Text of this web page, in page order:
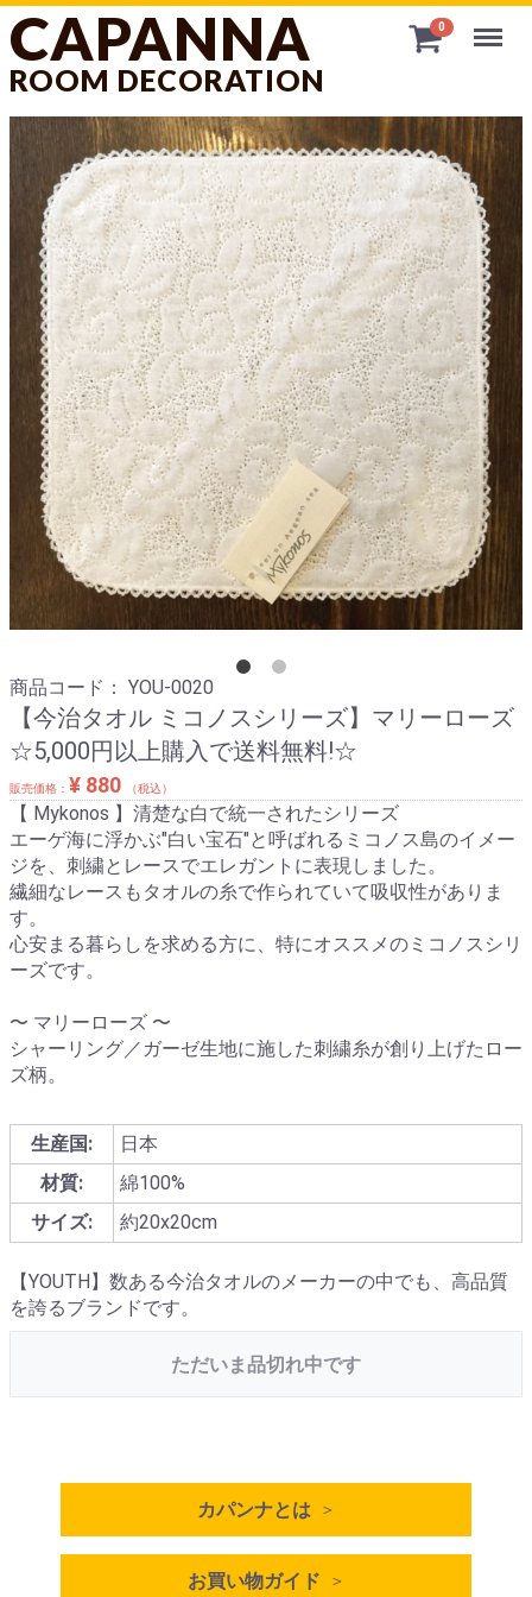
CAPANNA
ROOM DECORATION
0 Menu
商品コード： YOU-0020
【今治タオル ミコノスシリーズ】マリーローズ
☆5,000円以上購入で送料無料!☆
販売価格： ¥ 880 （税込）
【 Mykonos 】清楚な白で統一されたシリーズ
エーゲ海に浮かぶ"白い宝石"と呼ばれるミコノス島のイメー
ジを、刺繍とレースでエレガントに表現しました。
繊細なレースもタオルの糸で作られていて吸収性がありま
す。
心安まる暮らしを求める方に、特にオススメのミコノスシリ
ーズです。
〜 マリーローズ 〜
シャーリング／ガーゼ生地に施した刺繍糸が創り上げたロー
ズ柄。
生産国:
日本
材質:
綿100%
サイズ:
約20x20cm
【YOUTH】数ある今治タオルのメーカーの中でも、高品質
を誇るブランドです。
ただいま品切れ中です
カパンナとは
お買い物ガイド